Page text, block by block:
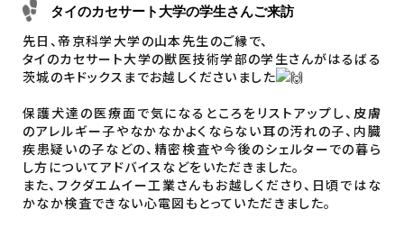
タイのカセサート大学の学生さんご来訪
先日、帝京科学大学の山本先生のご縁で、
タイのカセサート大学の獣医技術学部の学生さんがはるばる
茨城のキドックスまでお越しくださいました
保護犬達の医療面で気になるところをリストアップし、皮膚
のアレルギー子やなかなかよくならない耳の汚れの子、内臓
疾患疑いの子などの、精密検査や今後のシェルターでの暮ら
し方についてアドバイスなどをいただきました。
また、フクダエムイー工業さんもお越しくださり、日頃ではな
かなか検査できない心電図もとっていただきました。